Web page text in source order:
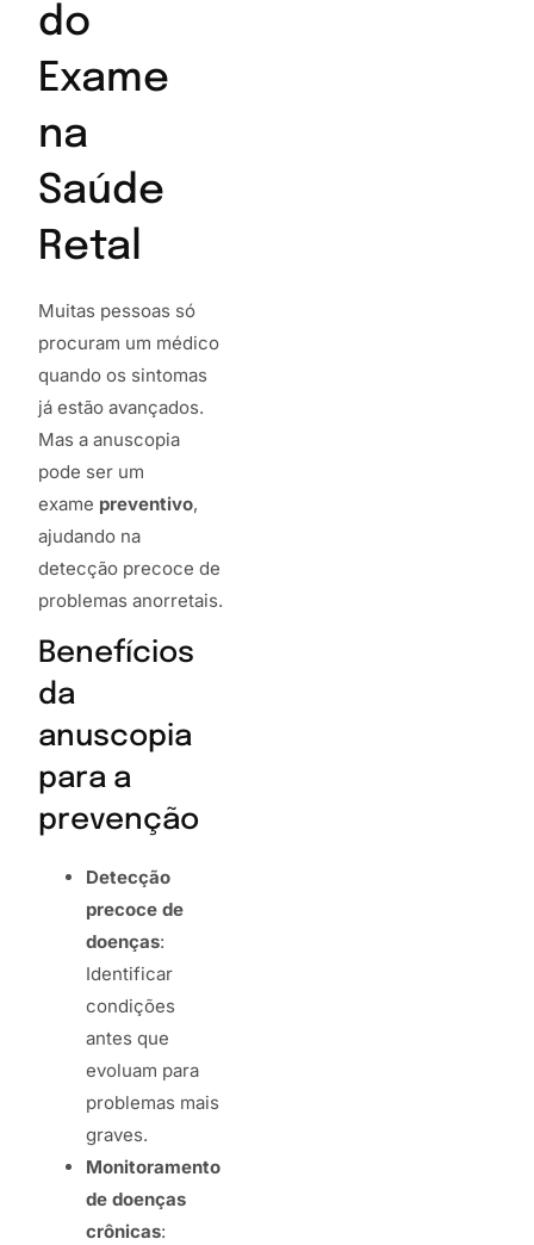
do
Exame
na
Saúde
Retal
Muitas pessoas só
procuram um médico
quando os sintomas
já estão avançados.
Mas a anuscopia
pode ser um
exame preventivo,
ajudando na
detecção precoce de
problemas anorretais.
Benefícios
da
anuscopia
para a
prevenção
Detecção
precoce de
doenças:
Identificar
condições
antes que
evoluam para
problemas mais
graves.
Monitoramento
de doenças
crônicas: